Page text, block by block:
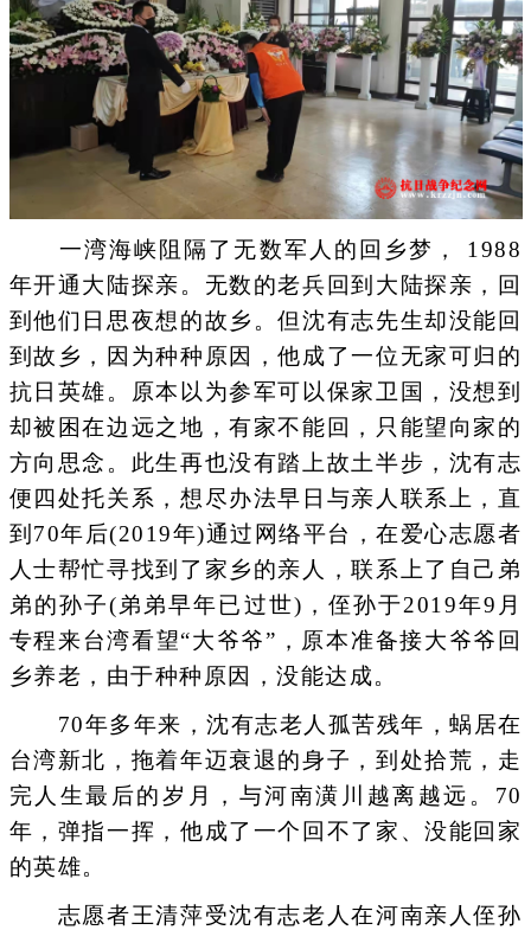
一湾海峡阻隔了无数军人的回乡梦， 1988
年开通大陆探亲。无数的老兵回到大陆探亲，回
到他们日思夜想的故乡。但沈有志先生却没能回
到故乡，因为种种原因，他成了一位无家可归的
抗日英雄。原本以为参军可以保家卫国，没想到
却被困在边远之地，有家不能回，只能望向家的
方向思念。此生再也没有踏上故土半步，沈有志
便四处托关系，想尽办法早日与亲人联系上，直
到70年后(2019年)通过网络平台，在爱心志愿者
人士帮忙寻找到了家乡的亲人，联系上了自己弟
弟的孙子(弟弟早年已过世)，侄孙于2019年9月
专程来台湾看望“大爷爷”，原本准备接大爷爷回
乡养老，由于种种原因，没能达成。
70年多年来，沈有志老人孤苦残年，蜗居在
台湾新北，拖着年迈衰退的身子，到处拾荒，走
完人生最后的岁月，与河南潢川越离越远。70
年，弹指一挥，他成了一个回不了家、没能回家
的英雄。
志愿者王清萍受沈有志老人在河南亲人侄孙